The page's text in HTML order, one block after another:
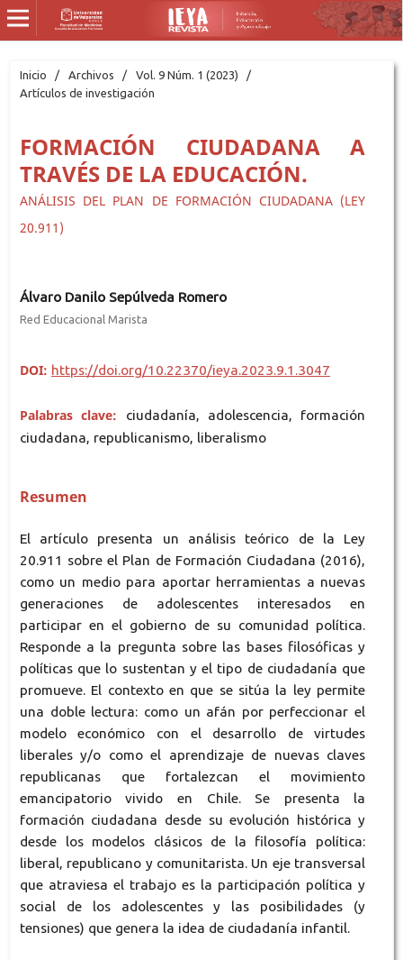
Inicio / Archivos / Vol. 9 Núm. 1 (2023)
/
Artículos de investigación
FORMACIÓN CIUDADANA A
TRAVÉS DE LA EDUCACIÓN.
ANÁLISIS DEL PLAN DE FORMACIÓN CIUDADANA (LEY
20.911)
Álvaro Danilo Sepúlveda Romero
Red Educacional Marista
DOI: https://doi.org/10.22370/ieya.2023.9.1.3047
Palabras clave:
ciudadanía, adolescencia, formación
ciudadana, republicanismo, liberalismo
Resumen
El artículo presenta un análisis teórico de la Ley
20.911 sobre el Plan de Formación Ciudadana (2016),
como un medio para aportar herramientas a nuevas
generaciones de adolescentes interesados en
participar en el gobierno de su comunidad política.
Responde a la pregunta sobre las bases filosóficas y
políticas que lo sustentan y el tipo de ciudadanía que
promueve. El contexto en que se sitúa la ley permite
una doble lectura: como un afán por perfeccionar el
modelo económico con el desarrollo de virtudes
liberales y/o como el aprendizaje de nuevas claves
republicanas que fortalezcan el movimiento
emancipatorio vivido en Chile. Se presenta la
formación ciudadana desde su evolución histórica y
desde los modelos clásicos de la filosofía política:
liberal, republicano y comunitarista. Un eje transversal
que atraviesa el trabajo es la participación política y
social de los adolescentes y las posibilidades (y
tensiones) que genera la idea de ciudadanía infantil.